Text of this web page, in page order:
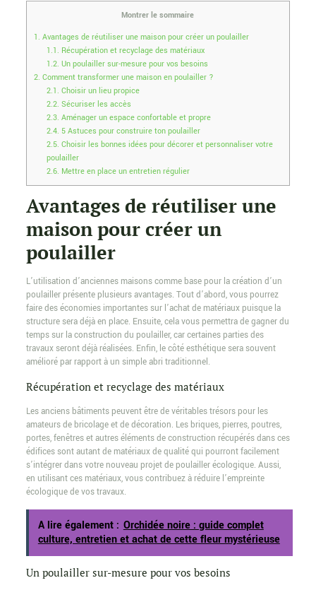
Montrer le sommaire
1. Avantages de réutiliser une maison pour créer un poulailler
1.1. Récupération et recyclage des matériaux
1.2. Un poulailler sur-mesure pour vos besoins
2. Comment transformer une maison en poulailler ?
2.1. Choisir un lieu propice
2.2. Sécuriser les accès
2.3. Aménager un espace confortable et propre
2.4. 5 Astuces pour construire ton poulailler
2.5. Choisir les bonnes idées pour décorer et personnaliser votre
poulailler
2.6. Mettre en place un entretien régulier
Avantages de réutiliser une
maison pour créer un
poulailler
L’utilisation d’anciennes maisons comme base pour la création d’un
poulailler présente plusieurs avantages. Tout d’abord, vous pourrez
faire des économies importantes sur l’achat de matériaux puisque la
structure sera déjà en place. Ensuite, cela vous permettra de gagner du
temps sur la construction du poulailler, car certaines parties des
travaux seront déjà réalisées. Enfin, le côté esthétique sera souvent
amélioré par rapport à un simple abri traditionnel.
Récupération et recyclage des matériaux
Les anciens bâtiments peuvent être de véritables trésors pour les
amateurs de bricolage et de décoration. Les briques, pierres, poutres,
portes, fenêtres et autres éléments de construction récupérés dans ces
édifices sont autant de matériaux de qualité qui pourront facilement
s’intégrer dans votre nouveau projet de poulailler écologique. Aussi,
en utilisant ces matériaux, vous contribuez à réduire l’empreinte
écologique de vos travaux.
A lire également : Orchidée noire : guide complet
culture, entretien et achat de cette fleur mystérieuse
Un poulailler sur-mesure pour vos besoins